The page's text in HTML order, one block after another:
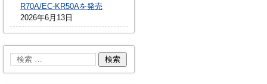
R70A/EC-KR50Aを発売
2026年6月13日